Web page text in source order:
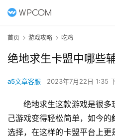
首页 游戏攻略 吃鸡
绝地求生卡盟中哪些
a5文章客服 2023年7月22日 1:35
绝地求生这款游戏是很多
己游戏变得轻松简单，如今的
选择，在这样的卡盟平台上